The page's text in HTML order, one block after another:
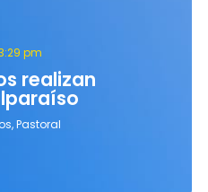
pm
realizan
,Pastoral